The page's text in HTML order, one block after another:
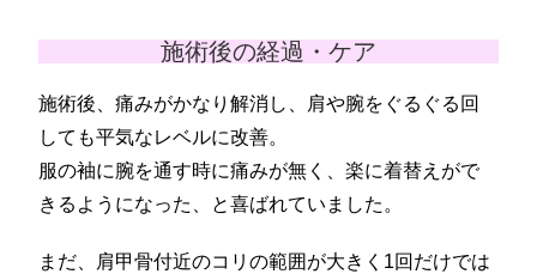
施術後の経過・ケア
施術後、痛みがかなり解消し、肩や腕をぐるぐる回
しても平気なレベルに改善。
服の袖に腕を通す時に痛みが無く、楽に着替えがで
きるようになった、と喜ばれていました。
まだ、肩甲骨付近のコリの範囲が大きく1回だけでは